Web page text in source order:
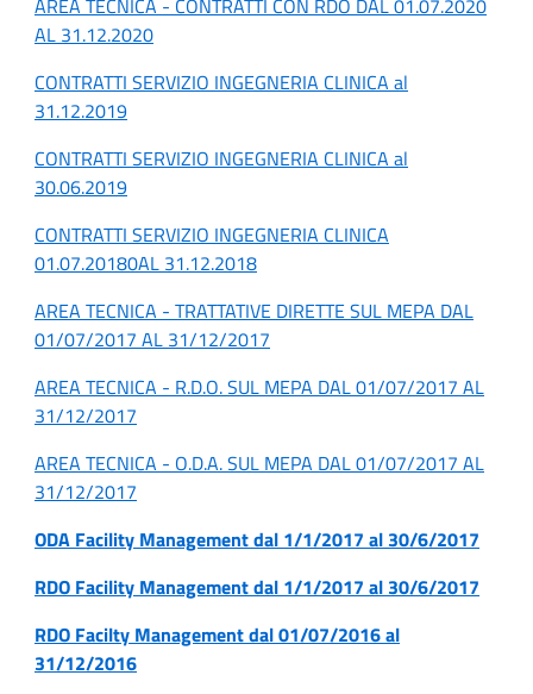
AL 31.12.2020
CONTRATTI SERVIZIO INGEGNERIA CLINICA al
31.12.2019
CONTRATTI SERVIZIO INGEGNERIA CLINICA al
30.06.2019
CONTRATTI SERVIZIO INGEGNERIA CLINICA
01.07.20180AL 31.12.2018
AREA TECNICA - TRATTATIVE DIRETTE SUL MEPA DAL
01/07/2017 AL 31/12/2017
AREA TECNICA - R.D.O. SUL MEPA DAL 01/07/2017 AL
31/12/2017
AREA TECNICA - O.D.A. SUL MEPA DAL 01/07/2017 AL
31/12/2017
ODA Facility Management dal 1/1/2017 al 30/6/2017
RDO Facility Management dal 1/1/2017 al 30/6/2017
RDO Facilty Management dal 01/07/2016 al
31/12/2016